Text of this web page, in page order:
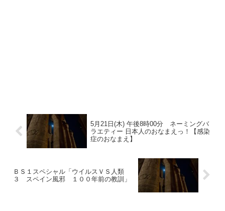
5月21日(木) 午後8時00分 ネーミングバ
ラエティー 日本人のおなまえっ！【感染
症のおなまえ】
ＢＳ１スペシャル「ウイルスＶＳ人類
３ スペイン風邪 １００年前の教訓」